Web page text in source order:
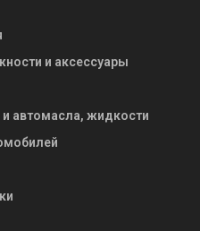
и аксессуары
автомасла, жидкости